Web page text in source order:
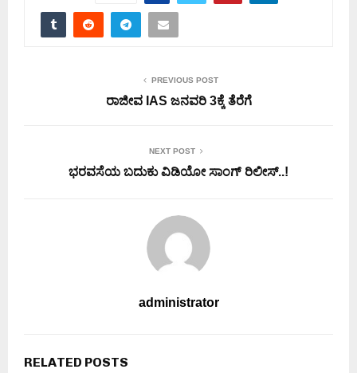
PREVIOUS POST
ರಾಜೀವ IAS ಜನವರಿ 3ಕ್ಕೆ ತೆರೆಗೆ
NEXT POST
ಭರವಸೆಯ ಬದುಕು ವಿಡಿಯೋ ಸಾಂಗ್ ರಿಲೀಸ್..!
administrator
RELATED POSTS